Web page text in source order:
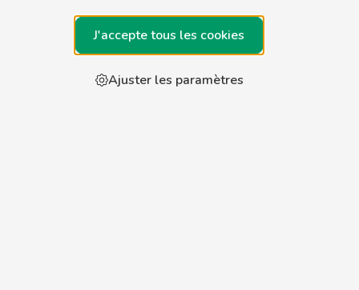
J'accepte tous les cookies
Ajuster les paramètres